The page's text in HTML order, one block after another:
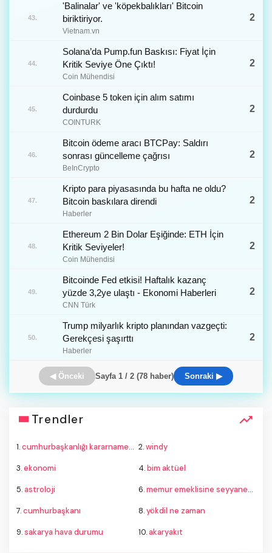
43.
'Balinalar' ve 'köpekbalıkları' Bitcoin
biriktiriyor.
Vietnam.vn
2
44.
Solana’da Pump.fun Baskısı: Fiyat İçin
Kritik Seviye Öne Çıktı!
Coin Mühendisi
2
45.
Coinbase 5 token için alım satımı
durdurdu
COINTURK
2
46.
Bitcoin ödeme aracı BTCPay: Saldırı
sonrası güncelleme çağrısı
BeInCrypto
2
47.
Kripto para piyasasında bu hafta ne oldu?
Bitcoin baskılara direndi
Haberler
2
48.
Ethereum 2 Bin Dolar Eşiğinde: ETH İçin
Kritik Seviyeler!
Coin Mühendisi
2
49.
Bitcoinde Fed etkisi! Haftalık kazanç
yüzde 3,2ye ulaştı - Ekonomi Haberleri
CNN Türk
2
50.
Trump milyarlık kripto planından vazgeçti:
Gerekçesi şaşırttı
Haberler
2
◀ Önceki Sayfa 1 / 2 (78 haber) Sonraki ▶
Trendler
1.cumhurbaşkanlığı kararnamesi 2.windy
3.ekonomi 4.bim aktüel
5.astroloji 6.memur emeklisine seyyanen zam son dakika
7.cumhurbaşkanı 8.yökdil ne zaman
9.sakarya hava durumu 10.akaryakıt